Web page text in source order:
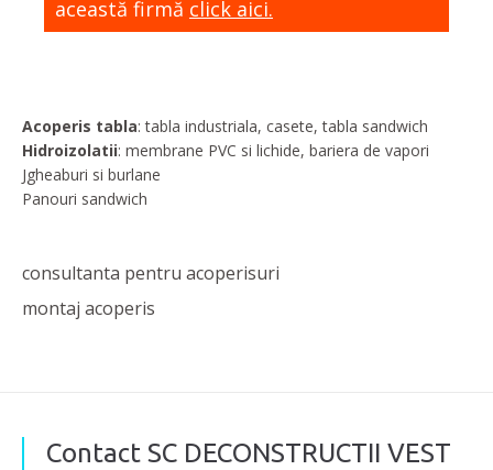
această firmă click aici.
Acoperis tabla: tabla industriala, casete, tabla sandwich
Hidroizolatii: membrane PVC si lichide, bariera de vapori
Jgheaburi si burlane
Panouri sandwich
consultanta pentru acoperisuri
montaj acoperis
Contact SC DECONSTRUCTII VEST